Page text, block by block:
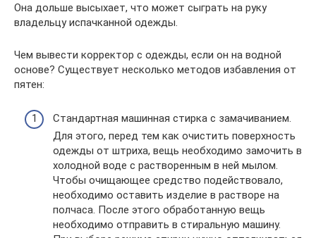
Она дольше высыхает, что может сыграть на руку
владельцу испачканной одежды.
Чем вывести корректор с одежды, если он на водной
основе? Существует несколько методов избавления от
пятен:
Стандартная машинная стирка с замачиванием.
Для этого, перед тем как очистить поверхность
одежды от штриха, вещь необходимо замочить в
холодной воде с растворенным в ней мылом.
Чтобы очищающее средство подействовало,
необходимо оставить изделие в растворе на
полчаса. После этого обработанную вещь
необходимо отправить в стиральную машину.